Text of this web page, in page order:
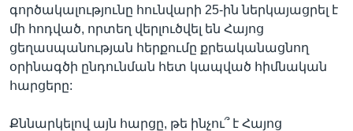
գործակալությունը հունվարի 25-ին ներկայացրել է
մի հոդված, որտեղ վերլուծվել են Հայոց
ցեղասպանության հերքումը քրեականացնող
օրինագծի ընդունման հետ կապված հիմնական
հարցերը:
Քննարկելով այն հարցը, թե ինչու՞ է Հայոց